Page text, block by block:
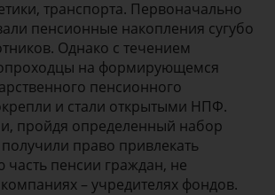
транспорта. Первоначально
пенсионные накопления сугубо
Однако с течением
на формирующемся
пенсионного
и стали открытыми НПФ.
пройдя определенный набор
право привлекать
часть пенсии граждан, не
– учредителях фондов.